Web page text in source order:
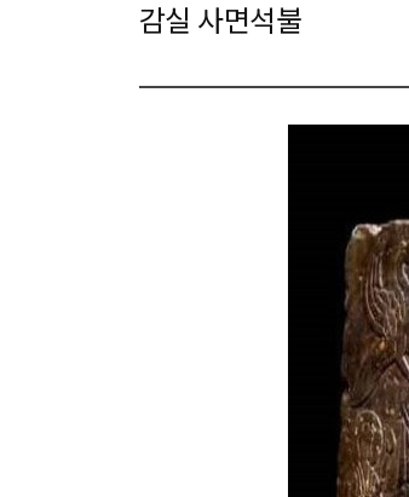
감실 사면석불